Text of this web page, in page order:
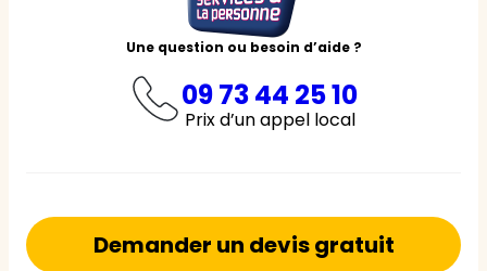
Une question ou besoin d’aide ?
09 73 44 25 10
Prix d’un appel local
Demander un devis gratuit